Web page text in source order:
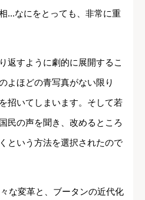
...なにをとっても、非常に重
返すように劇的に展開するこ
よほどの青写真がない限り
招いてしまいます。そして若
民の声を聞き、改めるところ
という方法を選択されたので
な変革と、ブータンの近代化